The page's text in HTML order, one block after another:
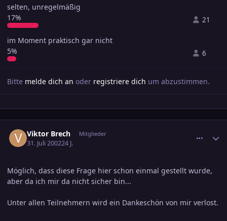
selten, unregelmäßig
17%
21
im Moment praktisch gar nicht
5%
6
Bitte melde dich an oder registriere dich um abzustimmen.
Viktor Brech Mitglieder
31. Juli 200224 J.
Möglich, dass diese Frage hier schon einmal gestellt wurde,
aber da ich mir da nicht sicher bin...
Unter allen Teilnehmern wird ein Dankeschön von mir verlost.